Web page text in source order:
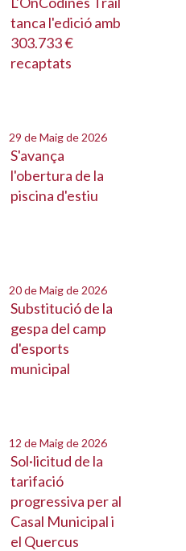
tanca l'edició amb
303.733 €
recaptats
29 de Maig de 2026
S'avança
l'obertura de la
piscina d'estiu
20 de Maig de 2026
Substitució de la
gespa del camp
d'esports
municipal
12 de Maig de 2026
Sol·licitud de la
tarifació
progressiva per al
Casal Municipal i
el Quercus